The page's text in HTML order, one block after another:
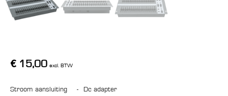
€ 15,00 excl. BTW
Stroom aansluiting - dc adapter